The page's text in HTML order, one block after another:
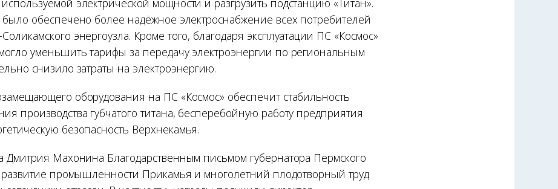
электрической мощности и разгрузить подстанцию «Титан».
обеспечено более надёжное электроснабжение всех потребителей
энергоузла. Кроме того, благодаря эксплуатации ПС «Космос»
уменьшить тарифы за передачу электроэнергии по региональным
снизило затраты на электроэнергию.
оборудования на ПС «Космос» обеспечит стабильность
производства губчатого титана, бесперебойную работу предприятия
безопасность Верхнекамья.
Дмитрия Махонина Благодарственным письмом губернатора Пермского
развитие промышленности Прикамья и многолетний плодотворный труд